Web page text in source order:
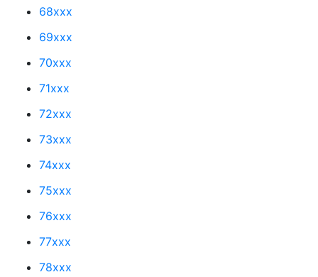
68xxx
69xxx
70xxx
71xxx
72xxx
73xxx
74xxx
75xxx
76xxx
77xxx
78xxx